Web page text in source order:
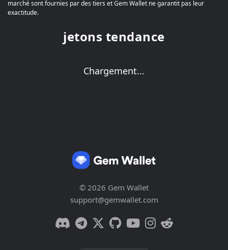
marché sont fournies par des tiers et Gem Wallet ne garantit pas leur
exactitude.
jetons tendance
Chargement...
© 2026 Gem Wallet
support@gemwallet.com